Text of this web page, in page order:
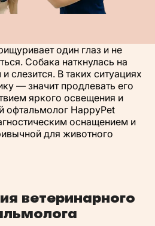
один глаз и не
Собака наткнулась на
слезится. В таких ситуациях
— значит продлевать его
яркого освещения и
офтальмолог HappyPet
оснащением и
для животного
ветеринарного